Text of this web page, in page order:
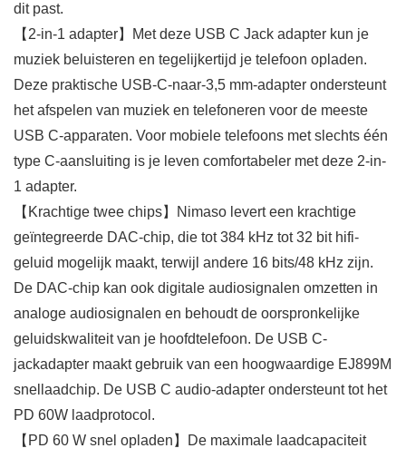
dit past.
【2-in-1 adapter】Met deze USB C Jack adapter kun je
muziek beluisteren en tegelijkertijd je telefoon opladen.
Deze praktische USB-C-naar-3,5 mm-adapter ondersteunt
het afspelen van muziek en telefoneren voor de meeste
USB C-apparaten. Voor mobiele telefoons met slechts één
type C-aansluiting is je leven comfortabeler met deze 2-in-
1 adapter.
【Krachtige twee chips】Nimaso levert een krachtige
geïntegreerde DAC-chip, die tot 384 kHz tot 32 bit hifi-
geluid mogelijk maakt, terwijl andere 16 bits/48 kHz zijn.
De DAC-chip kan ook digitale audiosignalen omzetten in
analoge audiosignalen en behoudt de oorspronkelijke
geluidskwaliteit van je hoofdtelefoon. De USB C-
jackadapter maakt gebruik van een hoogwaardige EJ899M
snellaadchip. De USB C audio-adapter ondersteunt tot het
PD 60W laadprotocol.
【PD 60 W snel opladen】De maximale laadcapaciteit